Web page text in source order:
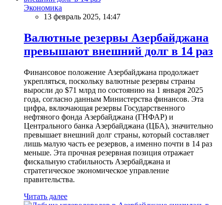
Экономика
13 февраль 2025, 14:47
Валютные резервы Азербайджана
превышают внешний долг в 14 раз
Финансовое положение Азербайджана продолжает
укрепляться, поскольку валютные резервы страны
выросли до $71 млрд по состоянию на 1 января 2025
года, согласно данным Министерства финансов. Эта
цифра, включающая резервы Государственного
нефтяного фонда Азербайджана (ГНФАР) и
Центрального банка Азербайджана (ЦБА), значительно
превышает внешний долг страны, который составляет
лишь малую часть ее резервов, а именно почти в 14 раз
меньше. Эта прочная резервная позиция отражает
фискальную стабильность Азербайджана и
стратегическое экономическое управление
правительства.
Читать далее